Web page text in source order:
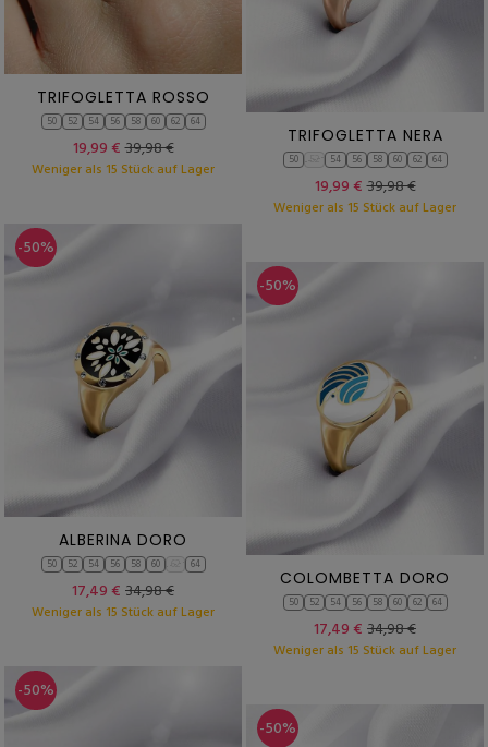
TRIFOGLETTA ROSSO
50 52 54 56 58 60 62 64
19,99 €39,98 €
Weniger als 15 Stück auf Lager
TRIFOGLETTA NERA
50 54 56 58 60 62 64
19,99 €39,98 €
Weniger als 15 Stück auf Lager
-50%
ALBERINA DORO
50 52 54 56 58 60 64
17,49 € 34,98 €
Weniger als 15 Stück auf Lager
-50%
COLOMBETTA DORO
50 52 54 56 58 60 62 64
17,49 € 34,98 €
Weniger als 15 Stück auf Lager
-50%
-50%